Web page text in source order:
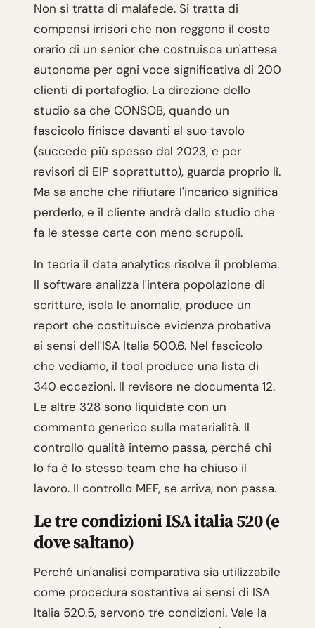
Non si tratta di malafede. Si tratta di
compensi irrisori che non reggono il costo
orario di un senior che costruisca un'attesa
autonoma per ogni voce significativa di 200
clienti di portafoglio. La direzione dello
studio sa che CONSOB, quando un
fascicolo finisce davanti al suo tavolo
(succede più spesso dal 2023, e per
revisori di EIP soprattutto), guarda proprio lì.
Ma sa anche che rifiutare l'incarico significa
perderlo, e il cliente andrà dallo studio che
fa le stesse carte con meno scrupoli.
In teoria il data analytics risolve il problema.
Il software analizza l'intera popolazione di
scritture, isola le anomalie, produce un
report che costituisce evidenza probativa
ai sensi dell'ISA Italia 500.6. Nel fascicolo
che vediamo, il tool produce una lista di
340 eccezioni. Il revisore ne documenta 12.
Le altre 328 sono liquidate con un
commento generico sulla materialità. Il
controllo qualità interno passa, perché chi
lo fa è lo stesso team che ha chiuso il
lavoro. Il controllo MEF, se arriva, non passa.
Le tre condizioni ISA italia 520 (e
dove saltano)
Perché un'analisi comparativa sia utilizzabile
come procedura sostantiva ai sensi di ISA
Italia 520.5, servono tre condizioni. Vale la